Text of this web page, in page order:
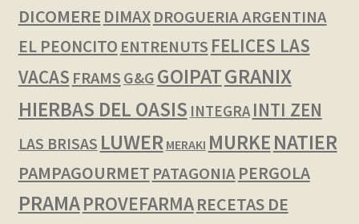
DICOMERE DIMAX DROGUERIA ARGENTINA
EL PEONCITO ENTRENUTS FELICES LAS
VACAS FRAMS G&G GOIPATGRANIX
HIERBAS DEL OASIS INTEGRA INTI ZEN
LAS BRISAS LUWER MERAKI MURKENATIER
PAMPAGOURMET PATAGONIA PERGOLA
PRAMAPROVEFARMARECETAS DE